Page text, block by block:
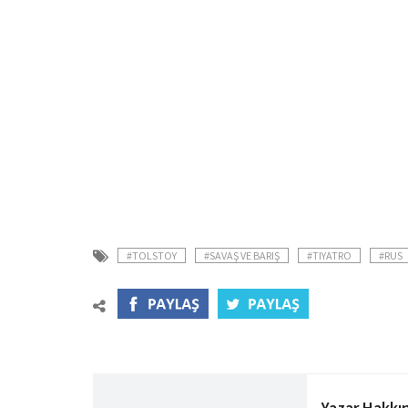
#TOLSTOY #SAVAŞ VE BARIŞ #TIYATRO #RUS